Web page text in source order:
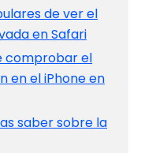
de ver el
en Safari
comprobar el
en el iPhone en
saber sobre la